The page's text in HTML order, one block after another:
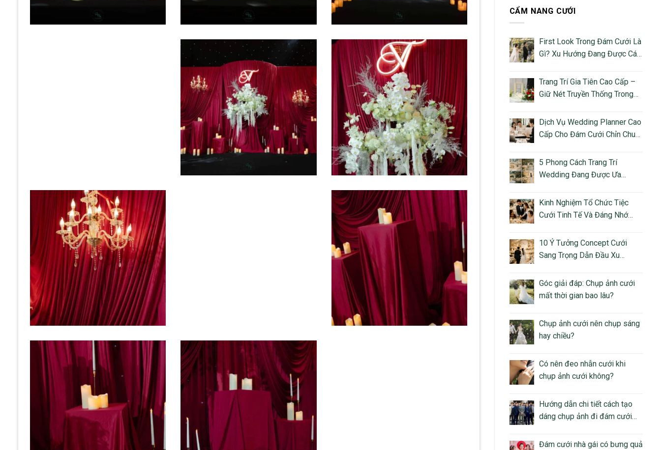
CẨM NANG CƯỚI
First Look Trong Đám Cưới Là
Gì? Xu Hướng Đang Được Các
Trang Trí Gia Tiên Cao Cấp –
Giữ Nét Truyền Thống Trong
Dịch Vụ Wedding Planner Cao
Cấp Cho Đám Cưới Chỉn Chu
5 Phong Cách Trang Trí
Wedding Đang Được Ưa
Kinh Nghiệm Tổ Chức Tiệc
Cưới Tinh Tế Và Đáng Nhớ
10 Ý Tưởng Concept Cưới
Sang Trọng Dẫn Đầu Xu
Góc giải đáp: Chụp ảnh cưới
mất thời gian bao lâu?
Chụp ảnh cưới nên chụp sáng
hay chiều?
Có nên đeo nhẫn cưới khi
chụp ảnh cưới không?
Hướng dẫn chi tiết cách tạo
dáng chụp ảnh đi đám cưới
Đám cưới nhà gái có bưng quả